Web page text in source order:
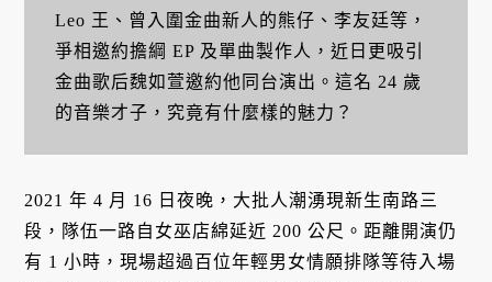
Leo 王、曾入圍金曲新人的熊仔、李友廷等，
爭相邀約擔綱 EP 及單曲製作人，近日更吸引
金曲歌后魏如萱邀約他同台演出。這名 24 歲
的音樂才子，究竟有什麼樣的魅力？
2021 年 4 月 16 日夜晚，大批人潮湧現新生南路三
段，隊伍一路自女巫店綿延近 200 公尺。距離開演仍
有 1 小時，現場超過百位年輕男女情願排隊等待入場